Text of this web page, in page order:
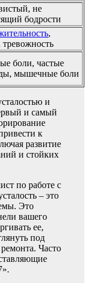
не
бодрости
,
тревожность
боли, частые
мышечные боли
и
и самый
к
развитие
и стойких
по работе с
– это
Это
вашего
ее,
под
Часто